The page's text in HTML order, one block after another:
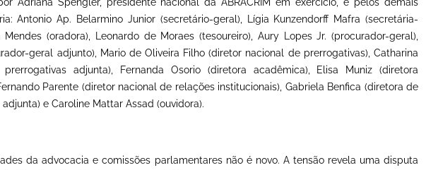
Antonio Ap. Belarmino Junior (secretário-geral), Lígia Kunzendorff Mafra (secretária-
(oradora), Leonardo de Moraes (tesoureiro), Aury Lopes Jr. (procurador-geral),
geral adjunto), Mario de Oliveira Filho (diretor nacional de prerrogativas), Catharina
adjunta), Fernanda Osorio (diretora acadêmica), Elisa Muniz (diretora
Parente (diretor nacional de relações institucionais), Gabriela Benfica (diretora de
e Caroline Mattar Assad (ouvidora).
da advocacia e comissões parlamentares não é novo. A tensão revela uma disputa